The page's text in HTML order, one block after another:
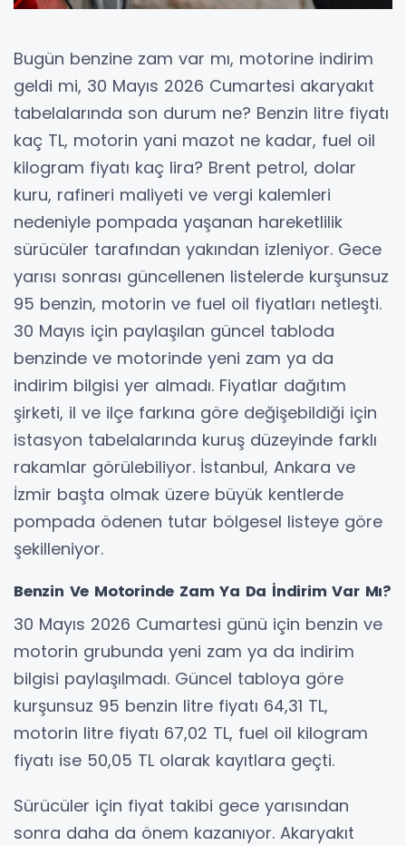
Bugün benzine zam var mı, motorine indirim
geldi mi, 30 Mayıs 2026 Cumartesi akaryakıt
tabelalarında son durum ne? Benzin litre fiyatı
kaç TL, motorin yani mazot ne kadar, fuel oil
kilogram fiyatı kaç lira? Brent petrol, dolar
kuru, rafineri maliyeti ve vergi kalemleri
nedeniyle pompada yaşanan hareketlilik
sürücüler tarafından yakından izleniyor. Gece
yarısı sonrası güncellenen listelerde kurşunsuz
95 benzin, motorin ve fuel oil fiyatları netleşti.
30 Mayıs için paylaşılan güncel tabloda
benzinde ve motorinde yeni zam ya da
indirim bilgisi yer almadı. Fiyatlar dağıtım
şirketi, il ve ilçe farkına göre değişebildiği için
istasyon tabelalarında kuruş düzeyinde farklı
rakamlar görülebiliyor. İstanbul, Ankara ve
İzmir başta olmak üzere büyük kentlerde
pompada ödenen tutar bölgesel listeye göre
şekilleniyor.
Benzin Ve Motorinde Zam Ya Da İndirim Var Mı?
30 Mayıs 2026 Cumartesi günü için benzin ve
motorin grubunda yeni zam ya da indirim
bilgisi paylaşılmadı. Güncel tabloya göre
kurşunsuz 95 benzin litre fiyatı 64,31 TL,
motorin litre fiyatı 67,02 TL, fuel oil kilogram
fiyatı ise 50,05 TL olarak kayıtlara geçti.
Sürücüler için fiyat takibi gece yarısından
sonra daha da önem kazanıyor. Akaryakıt